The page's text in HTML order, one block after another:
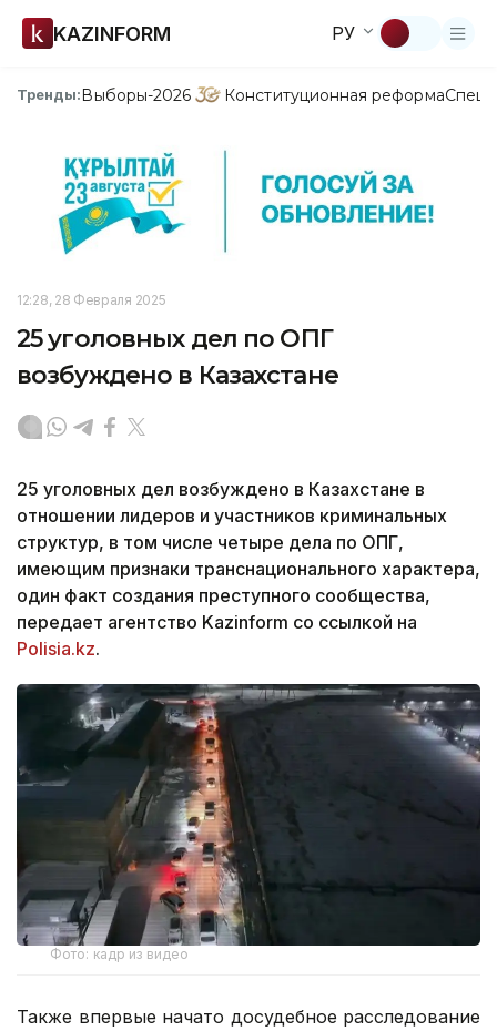
KAZINFORM РУ
Тренды:Выборы-2026 Конституционная реформа
12:28, 28 Февраля 2025
25 уголовных дел по ОПГ
возбуждено в Казахстане
25 уголовных дел возбуждено в Казахстане в
отношении лидеров и участников криминальных
структур, в том числе четыре дела по ОПГ,
имеющим признаки транснационального характера,
один факт создания преступного сообщества,
передает агентство Kazinform со ссылкой на
Polisia.kz.
Фото: кадр из видео
Также впервые начато досудебное расследование